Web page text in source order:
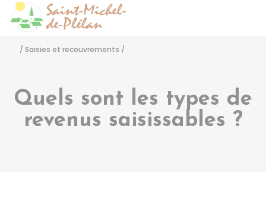
/ Saisies et recouvrements /
Quels sont les types de
revenus saisissables ?